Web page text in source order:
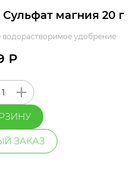
магния 20 г
удобрение
Р
ЗАКАЗ